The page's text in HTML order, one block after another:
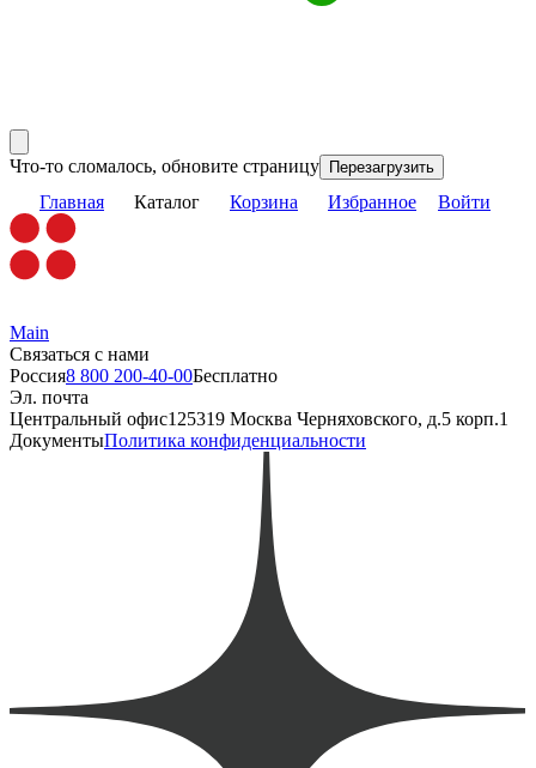
Что-то сломалось, обновите страницу Перезагрузить
Главная Каталог Корзина Избранное Войти
Main
Связаться с нами
Россия8 800 200-40-00Бесплатно
Эл. почта
Центральный офис125319 Москва Черняховского, д.5 корп.1
ДокументыПолитика конфиденциальности